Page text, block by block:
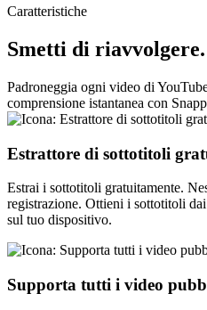
Caratteristiche
Smetti di
Padroneggia ogni video di
comprensione istantanea con
Estrattore di sottotitoli
Estrai i sottotitoli gratuitamente.
registrazione. Ottieni i sottotitoli
sul tuo dispositivo.
Supporta tutti i video